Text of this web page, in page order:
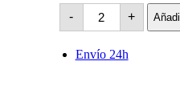
-
RADAR
Dimax
All
Season
XL
+
Envío 24h